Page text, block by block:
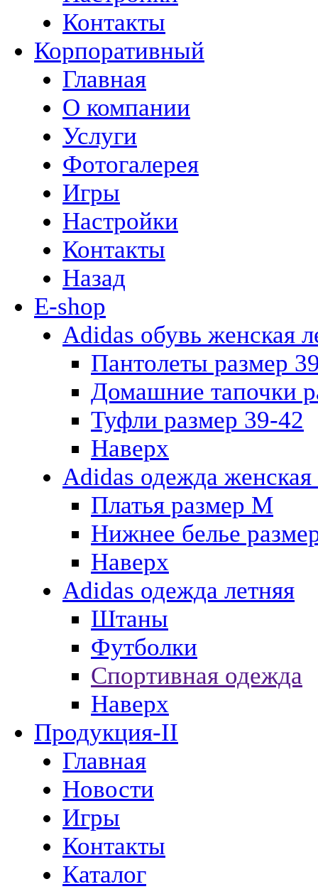
Контакты
Корпоративный
Главная
О компании
Услуги
Фотогалерея
Игры
Настройки
Контакты
Назад
E-shop
Adidas обувь женская
Пантолеты размер
Домашние тапочки
Туфли размер 39-42
Наверх
Adidas одежда женская
Платья размер M
Нижнее белье
Наверх
Adidas одежда летняя
Штаны
Футболки
Спортивная одежда
Наверх
Продукция-II
Главная
Новости
Игры
Контакты
Каталог